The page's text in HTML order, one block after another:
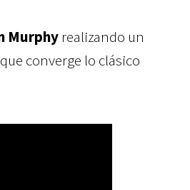
Murphy realizando un
converge lo clásico